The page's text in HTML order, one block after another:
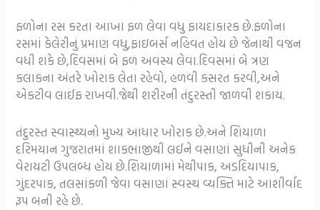
ફળોના રસ કરતા આખા ફળ લેવા વધુ ફાયદાકારક છે.ફળોના
રસમાં કેલેરીનું પ્રમાણ વધુ,ફાઇબર્સ નહિવત હોય છે જેનાથી વજન
વધી શકે છે,દિવસમાં બે ફળ અવસ્ય લેવા.દિવસમાં બે ત્રણ
કલાકના અંતરે ખોરાક લેતા રહેવો, હળવી કસરત કરવી,અને
એકટીવ લાઈફ રાખવી.જેથી શરીરની તંદુરસ્તી જાળવી શકાય.
તંદુરસ્ત સ્વાસ્થ્યનો મુખ્ય આધાર ખોરાક છે.અને શિયાળા
દરિમયાન ગુજરાતમાં શાકભાજીથી લઈને વસાણાં સુધીની અનેક
વેરાયટી ઉપલબ્ધ હોય છે.શિયાળામાં મેથીપાક, અડદિયાપાક,
ગુંદરપાક, તલસાંકળી જેવા વસાણાં સ્વસ્થ વ્યક્તિ માટે આશીર્વાદ
રૂપ બની રહે છે.